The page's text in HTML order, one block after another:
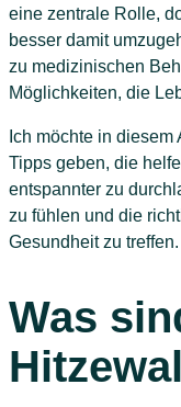
eine zentrale Rolle,
besser damit
zu medizinischen
Möglichkeiten, die
Ich möchte in
Tipps geben, die
entspannter zu
zu fühlen und die
Gesundheit zu treffen.
Was